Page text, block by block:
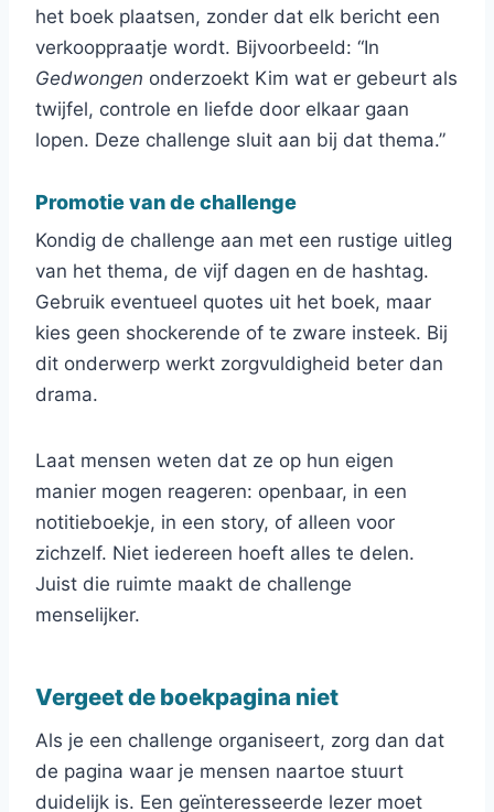
het boek plaatsen, zonder dat elk bericht een
verkooppraatje wordt. Bijvoorbeeld: “In
Gedwongen onderzoekt Kim wat er gebeurt als
twijfel, controle en liefde door elkaar gaan
lopen. Deze challenge sluit aan bij dat thema.”
Promotie van de challenge
Kondig de challenge aan met een rustige uitleg
van het thema, de vijf dagen en de hashtag.
Gebruik eventueel quotes uit het boek, maar
kies geen shockerende of te zware insteek. Bij
dit onderwerp werkt zorgvuldigheid beter dan
drama.
Laat mensen weten dat ze op hun eigen
manier mogen reageren: openbaar, in een
notitieboekje, in een story, of alleen voor
zichzelf. Niet iedereen hoeft alles te delen.
Juist die ruimte maakt de challenge
menselijker.
Vergeet de boekpagina niet
Als je een challenge organiseert, zorg dan dat
de pagina waar je mensen naartoe stuurt
duidelijk is. Een geïnteresseerde lezer moet